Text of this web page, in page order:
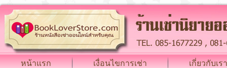
หน้าแรก เงื่อนไขการเช่า
เกี่ยวกับเรา